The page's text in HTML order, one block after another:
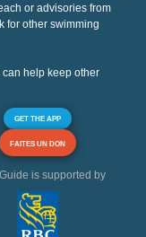
or advisories from
for other swimming
help keep other
GET THE APP
FAITES UN DON
is supported by